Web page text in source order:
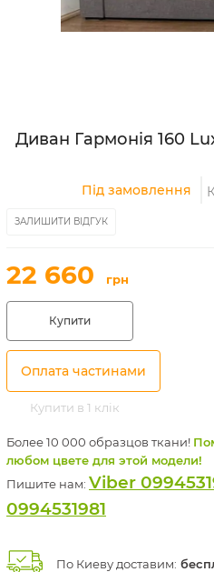
Диван Гармонія 160
Під замовлення
ЗАЛИШИТИ ВІДГУК
22 660 грн
Купити
Оплата частинами
Купити в 1 клік
Более 10 000 образцов ткани!
любом цвете для этой модели!
Пишите нам: Viber
0994531981
По Киеву доставим: